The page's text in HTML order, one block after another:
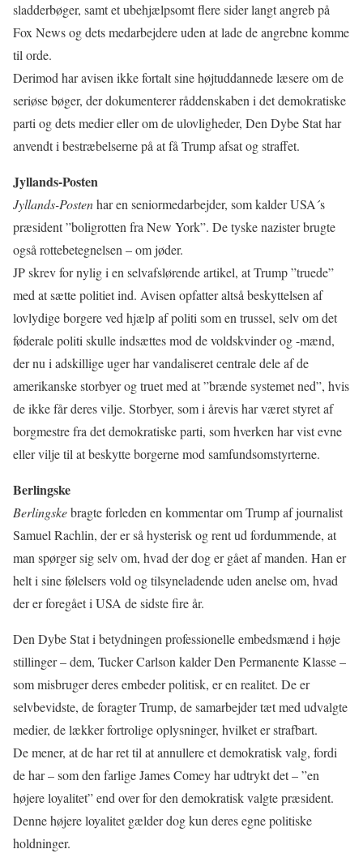
sladderbøger, samt et ubehjælpsomt flere sider langt angreb på
Fox News og dets medarbejdere uden at lade de angrebne komme
til orde.
Derimod har avisen ikke fortalt sine højtuddannede læsere om de
seriøse bøger, der dokumenterer råddenskaben i det demokratiske
parti og dets medier eller om de ulovligheder, Den Dybe Stat har
anvendt i bestræbelserne på at få Trump afsat og straffet.
Jyllands-Posten
Jyllands-Postenhar en seniormedarbejder, som kalder USA´s
præsident ”boligrotten fra New York”. De tyske nazister brugte
også rottebetegnelsen – om jøder.
JP skrev for nylig i en selvafslørende artikel, at Trump ”truede”
med at sætte politiet ind. Avisen opfatter altså beskyttelsen af
lovlydige borgere ved hjælp af politi som en trussel, selv om det
føderale politi skulle indsættes mod de voldskvinder og -mænd,
der nu i adskillige uger har vandaliseret centrale dele af de
amerikanske storbyer og truet med at ”brænde systemet ned”, hvis
de ikke får deres vilje. Storbyer, som i årevis har været styret af
borgmestre fra det demokratiske parti, som hverken har vist evne
eller vilje til at beskytte borgerne mod samfundsomstyrterne.
Berlingske
Berlingskebragte forleden en kommentar om Trump af journalist
Samuel Rachlin, der er så hysterisk og rent ud fordummende, at
man spørger sig selv om, hvad der dog er gået af manden. Han er
helt i sine følelsers vold og tilsyneladende uden anelse om, hvad
der er foregået i USA de sidste fire år.
Den Dybe Stat i betydningen professionelle embedsmænd i høje
stillinger – dem, Tucker Carlson kalder Den Permanente Klasse –
som misbruger deres embeder politisk, er en realitet. De er
selvbevidste, de foragter Trump, de samarbejder tæt med udvalgte
medier, de lækker fortrolige oplysninger, hvilket er strafbart.
De mener, at de har ret til at annullere et demokratisk valg, fordi
de har – som den farlige James Comey har udtrykt det – ”en
højere loyalitet” end over for den demokratisk valgte præsident.
Denne højere loyalitet gælder dog kun deres egne politiske
holdninger.